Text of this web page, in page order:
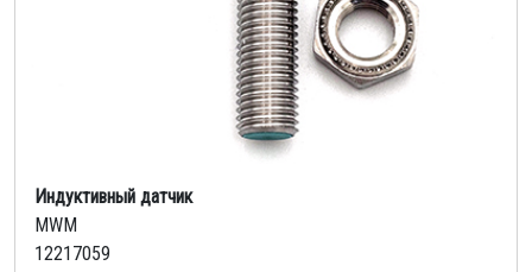
Индуктивный датчик
MWM
12217059